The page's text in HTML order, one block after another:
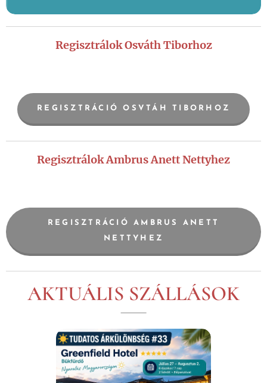
Regisztrálok Osváth Tiborhoz
REGISZTRÁCIÓ OSVTÁH TIBORHOZ
Regisztrálok Ambrus Anett Nettyhez
REGISZTRÁCIÓ AMBRUS ANETT
NETTYHEZ
AKTUÁLIS SZÁLLÁSOK